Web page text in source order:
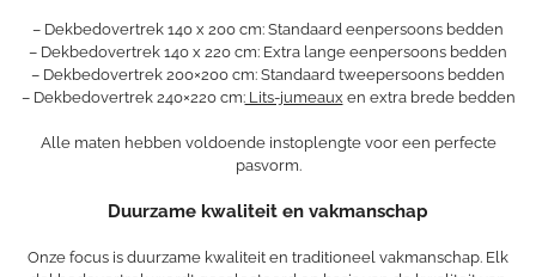
– Dekbedovertrek 140 x 200 cm: Standaard eenpersoons bedden
– Dekbedovertrek 140 x 220 cm: Extra lange eenpersoons bedden
– Dekbedovertrek 200×200 cm: Standaard tweepersoons bedden
– Dekbedovertrek 240×220 cm:Lits-jumeaux en extra brede bedden
Alle maten hebben voldoende instoplengte voor een perfecte
pasvorm.
Duurzame kwaliteit en vakmanschap
Onze focus is duurzame kwaliteit en traditioneel vakmanschap. Elk